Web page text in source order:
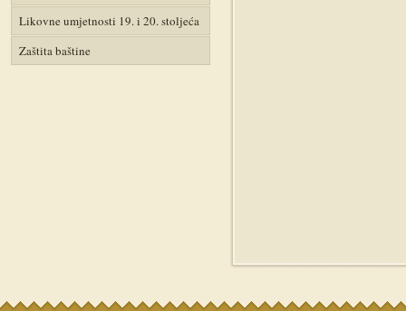
Likovne umjetnosti 19. i 20. stoljeća
Zaštita baštine